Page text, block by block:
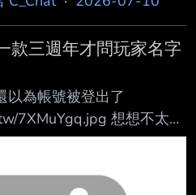
款三週年才問玩家名字
以為帳號被登出了
7XMuYgq.jpg 想想不太
，笑死 新的諮詢系統，就
YmZ8iNp.jpg 新角的個人